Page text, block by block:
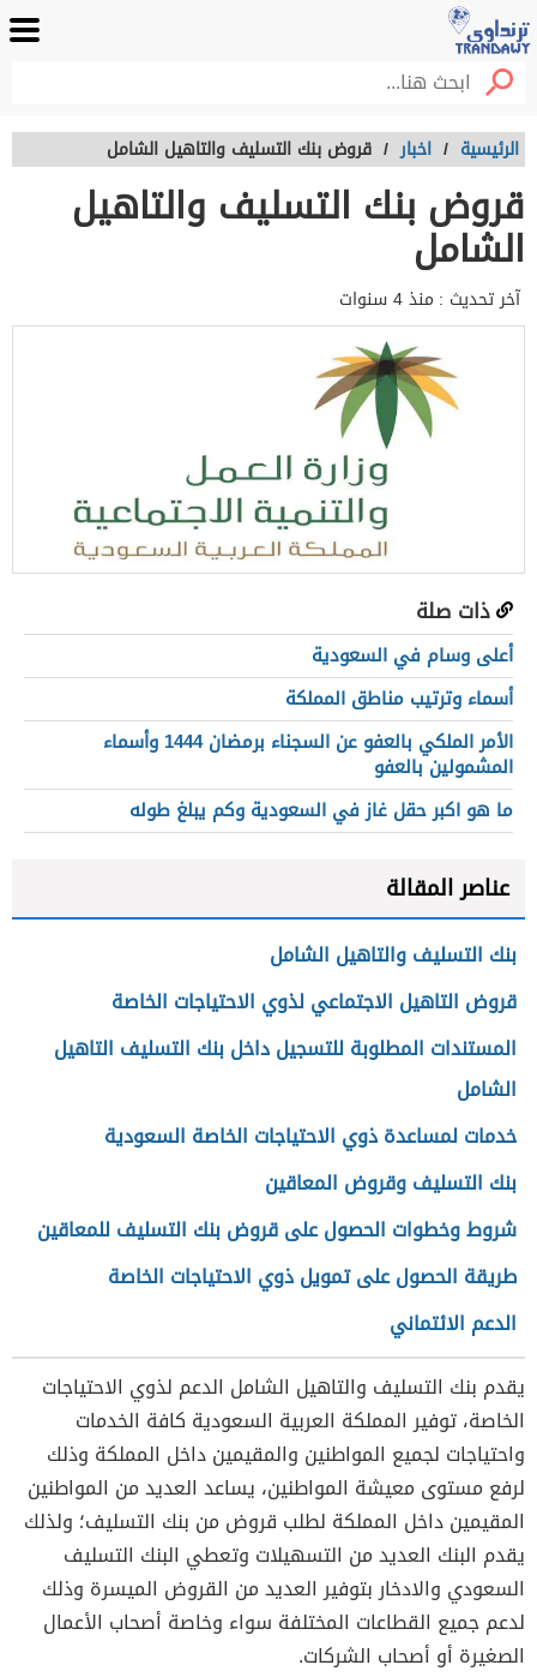
الرئيسية / اخبار / قروض بنك التسليف والتاهيل الشامل
قروض بنك التسليف والتاهيل
الشامل
آخر تحديث : منذ 4 سنوات
ذات صلة
أعلى وسام في السعودية
أسماء وترتيب مناطق المملكة
الأمر الملكي بالعفو عن السجناء برمضان 1444 وأسماء
المشمولين بالعفو
ما هو اكبر حقل غاز في السعودية وكم يبلغ طوله
عناصر المقالة
بنك التسليف والتاهيل الشامل
قروض التاهيل الاجتماعي لذوي الاحتياجات الخاصة
المستندات المطلوبة للتسجيل داخل بنك التسليف التاهيل
الشامل
خدمات لمساعدة ذوي الاحتياجات الخاصة السعودية
بنك التسليف وقروض المعاقين
شروط وخطوات الحصول على قروض بنك التسليف للمعاقين
طريقة الحصول على تمويل ذوي الاحتياجات الخاصة
الدعم الائتماني
يقدم بنك التسليف والتاهيل الشامل الدعم لذوي الاحتياجات
الخاصة، توفير المملكة العربية السعودية كافة الخدمات
واحتياجات لجميع المواطنين والمقيمين داخل المملكة وذلك
لرفع مستوى معيشة المواطنين، يساعد العديد من المواطنين
المقيمين داخل المملكة لطلب قروض من بنك التسليف؛ ولذلك
يقدم البنك العديد من التسهيلات وتعطي البنك التسليف
السعودي والادخار بتوفير العديد من القروض الميسرة وذلك
لدعم جميع القطاعات المختلفة سواء وخاصة أصحاب الأعمال
الصغيرة أو أصحاب الشركات.